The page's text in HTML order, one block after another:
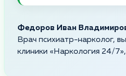
Федоров Иван
Врач психиатр-нарколог,
клиники «Наркология 24/